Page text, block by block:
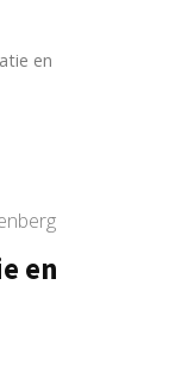
en
en